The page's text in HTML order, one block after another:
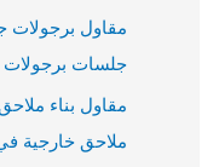
مقاول برجولات
جلسات برجولات جده
مقاول بناء
ملاحق خارجية في جده